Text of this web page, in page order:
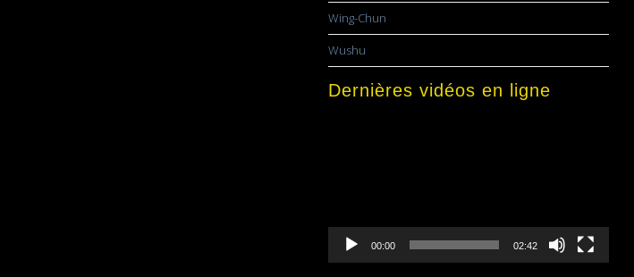
Wing-Chun
Wushu
Dernières vidéos en ligne
00:00 02:42